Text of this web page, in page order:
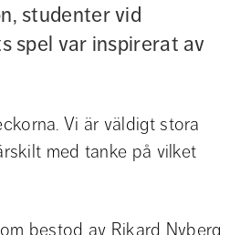
studenter vid
spel var inspirerat av
Vi är väldigt stora
med tanke på vilket
bestod av Rikard Nyberg